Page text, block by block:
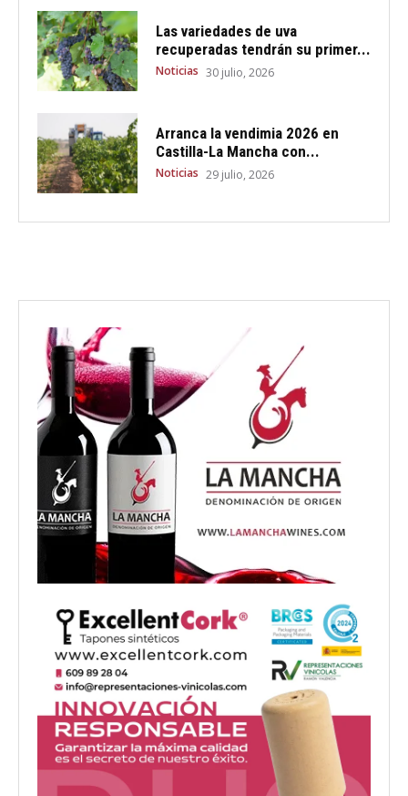
Las variedades de uva
recuperadas tendrán su primer...
Noticias 30 julio, 2026
Arranca la vendimia 2026 en
Castilla-La Mancha con...
Noticias 29 julio, 2026